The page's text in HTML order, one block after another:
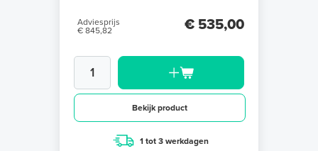
Adviesprijs
€ 845,82
€ 535,00
Bekijk product
1 tot 3 werkdagen